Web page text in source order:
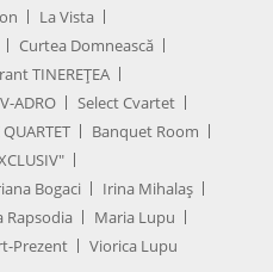
La Vista
Curtea Domnească
TINEREȚEA
ADRO
Select Cvartet
QUARTET
Banquet Room
Bogaci
Irina Mihalaș
Rapsodia
Maria Lupu
Prezent Viorica Lupu